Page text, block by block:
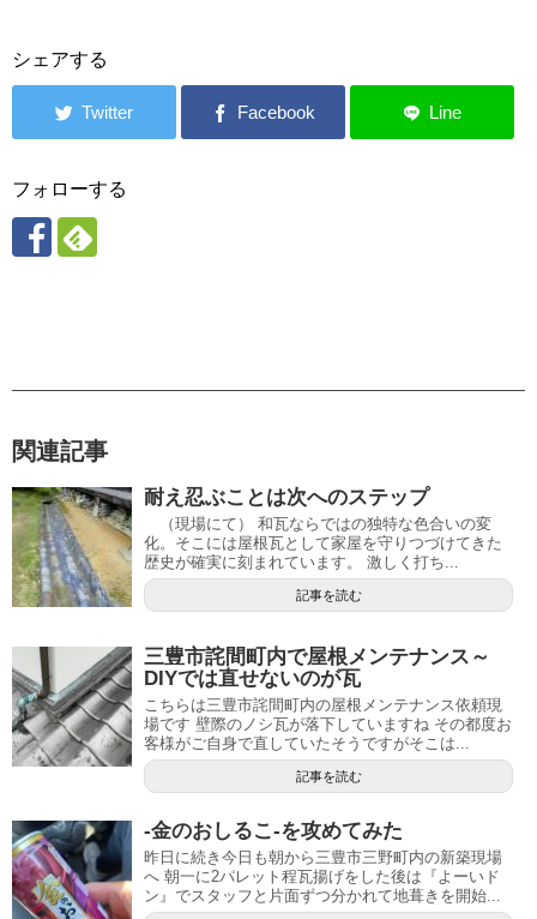
シェアする
フォローする
関連記事
耐え忍ぶことは次へのステップ
（現場にて） 和瓦ならではの独特な色合いの変
化。そこには屋根瓦として家屋を守りつづけてきた
歴史が確実に刻まれています。 激しく打ち...
記事を読む
三豊市詫間町内で屋根メンテナンス～
DIYでは直せないのが瓦
こちらは三豊市詫間町内の屋根メンテナンス依頼現
場です 壁際のノシ瓦が落下していますね その都度お
客様がご自身で直していたそうですがそこは...
記事を読む
-金のおしるこ-を攻めてみた
昨日に続き今日も朝から三豊市三野町内の新築現場
へ 朝一に2パレット程瓦揚げをした後は『よーいド
ン』でスタッフと片面ずつ分かれて地葺きを開始...